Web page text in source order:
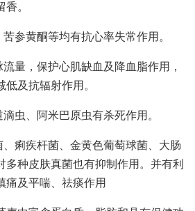
。
参黄酮等均有抗心率失常作用。
量，保护心肌缺血及降血脂作用，
及抗辐射作用。
虫、阿米巴原虫有杀死作用。
、痢疾杆菌、金黄色葡萄球菌、大肠
多种皮肤真菌也有抑制作用。并有利
痛及平喘、祛痰作用